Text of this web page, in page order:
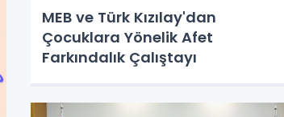
MEB ve Türk Kızılay'dan
Çocuklara Yönelik Afet
Farkındalık Çalıştayı